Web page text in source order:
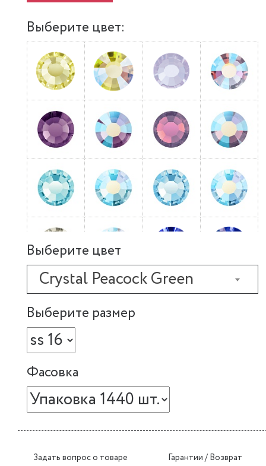
Выберите цвет:
Выберите цвет
Crystal Peacock Green
Выберите размер
Фасовка
Задать вопрос о товаре Гарантии / Возврат